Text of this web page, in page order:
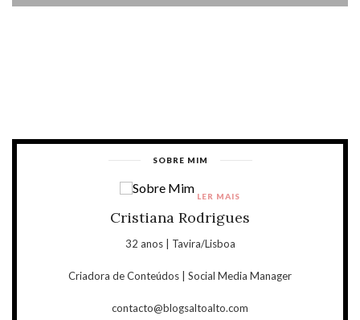
SOBRE MIM
Cristiana Rodrigues
32 anos | Tavira/Lisboa
Criadora de Conteúdos | Social Media Manager
contacto@blogsaltoalto.com
LER MAIS